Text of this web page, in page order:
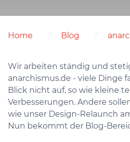
Home Blog
Wir arbeiten ständig und
anarchismus.de - viele Dinge
Blick nicht auf, so wie kleine
Verbesserungen. Andere
wie unser Design-Relaunch
Nun bekommt der Blog-